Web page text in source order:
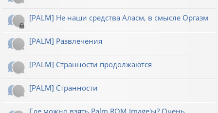
[PALM] Не наши средства Аласм, в смысле Оргазм
[PALM] Развлечения
[PALM] Странности продолжаются
[PALM] Странности